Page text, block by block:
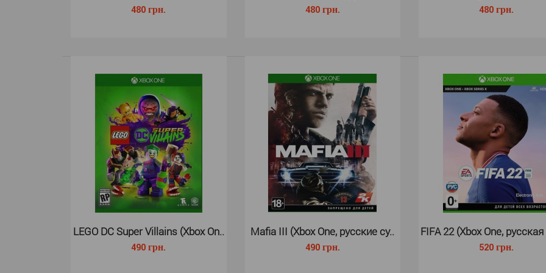
410 грн.
Rage 2 (Xbox One, русская верси..
410 грн.
Rage 2 Xbox
480 грн. 480 грн. 480 грн.
LEGO DC Super Villains (Xbox On..
490 грн.
Mafia III (Xbox One, русские су..
490 грн.
FIFA 22 (Xbox One,
520 грн.